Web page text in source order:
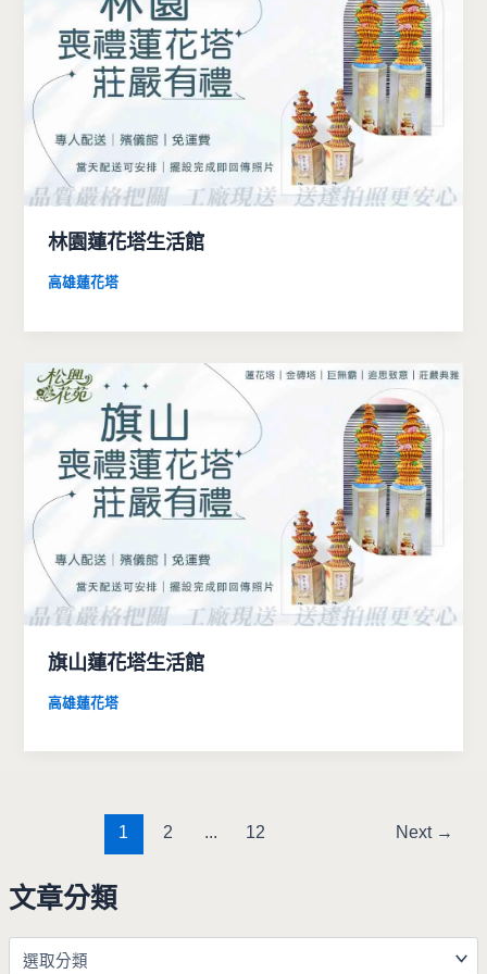
文章分類
林園蓮花塔生活館
高雄蓮花塔
旗山蓮花塔生活館
高雄蓮花塔
1 2 ... 12 Next →